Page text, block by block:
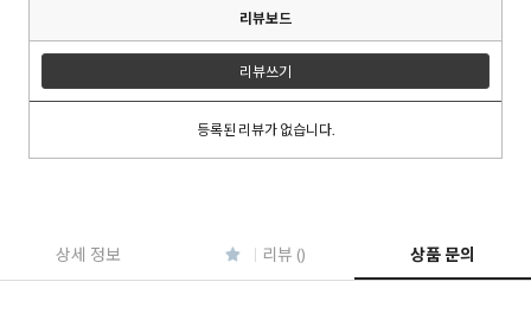
이코 라이프 하
리뷰보드
리뷰쓰기
등록된 리뷰가 없습니다.
상세 정보 리뷰 () 상품 문의